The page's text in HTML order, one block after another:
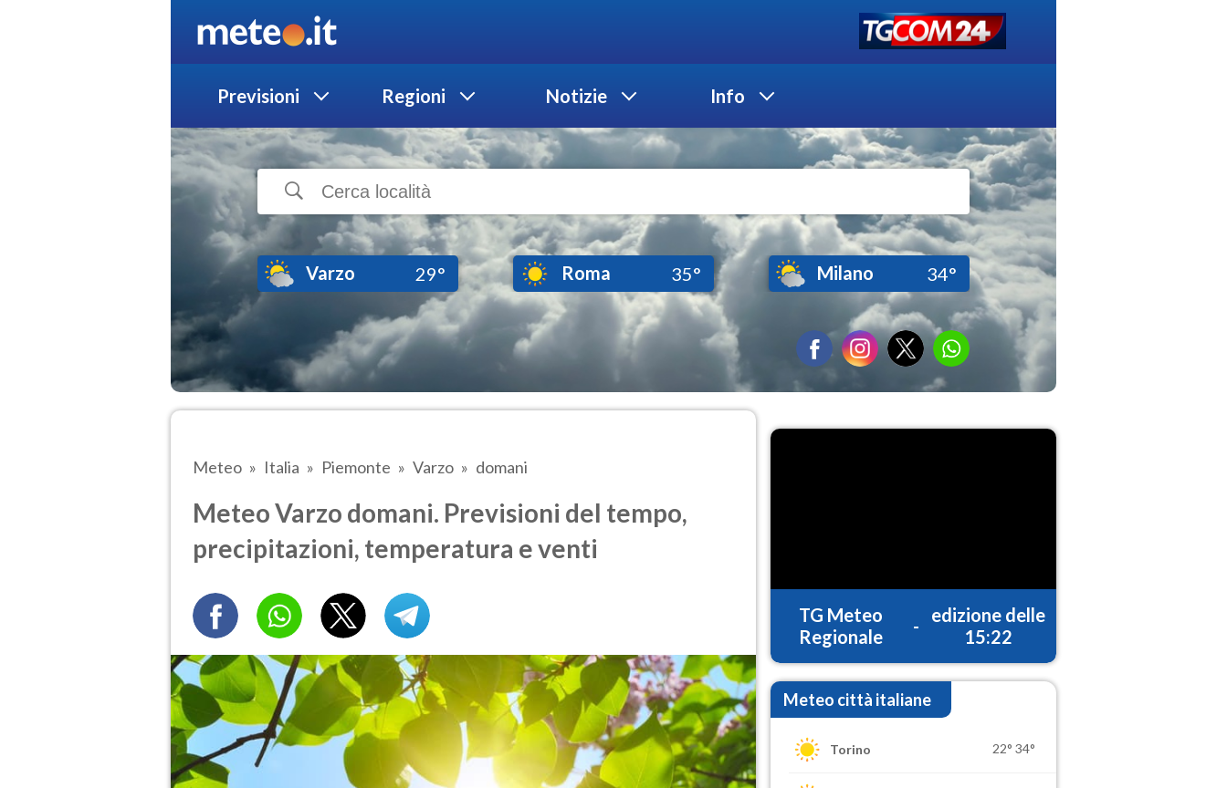
Previsioni Regioni Notizie Info
Varzo 29° Roma 35° Milano 34°
Meteo Italia Piemonte Varzo domani
Meteo Varzo domani. Previsioni del tempo,
precipitazioni, temperatura e venti
TG Meteo
Regionale
-
edizione delle
15:22
Meteo città italiane
Torino 22° 34°